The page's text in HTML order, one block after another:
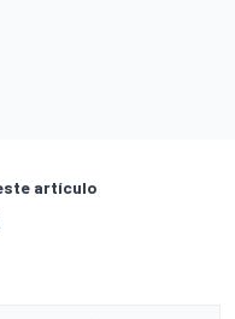
artículo